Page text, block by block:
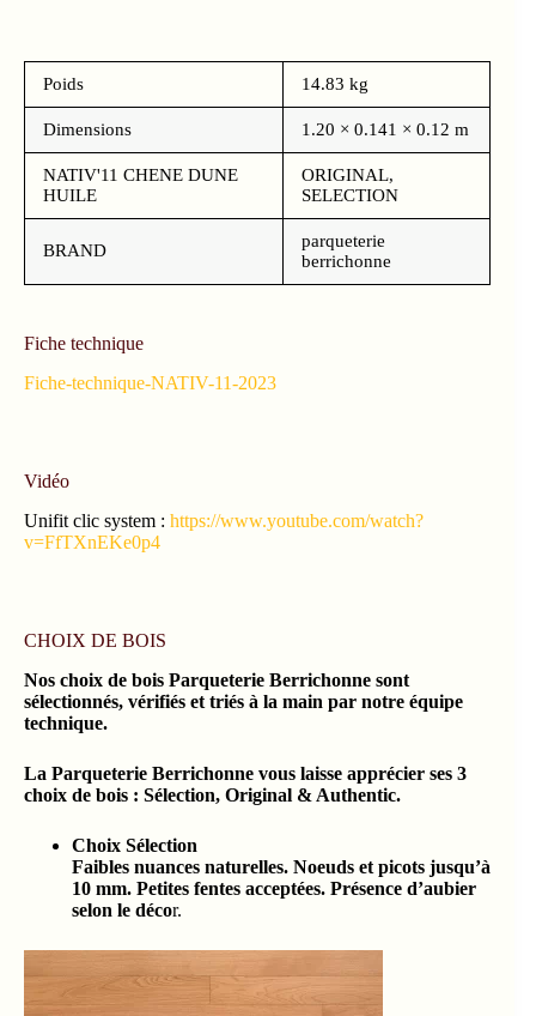
Poids 14.83 kg
Dimensions 1.20 × 0.141 × 0.12 m
NATIV'11 CHENE DUNE
HUILE
ORIGINAL,
SELECTION
BRAND
parqueterie
berrichonne
Fiche technique
Fiche-technique-NATIV-11-2023
Vidéo
Unifit clic system : https://www.youtube.com/watch?
v=FfTXnEKe0p4
CHOIX DE BOIS
Nos choix de bois Parqueterie Berrichonne sont
sélectionnés, vérifiés et triés à la main par notre équipe
technique.
La Parqueterie Berrichonne vous laisse apprécier ses 3
choix de bois : Sélection, Original & Authentic.
Choix Sélection
Faibles nuances naturelles. Noeuds et picots jusqu’à
10 mm. Petites fentes acceptées. Présence d’aubier
selon le décor.